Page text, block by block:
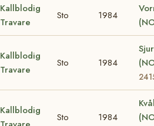
Kallblodig
Travare
Sto 1984
Kallblodig
Travare
Sto 1984
Kallblodig
Sto 1984